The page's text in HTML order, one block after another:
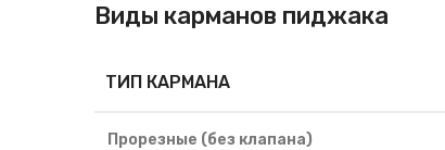
Виды карманов пиджака
ТИП КАРМАНА
Прорезные (без клапана)